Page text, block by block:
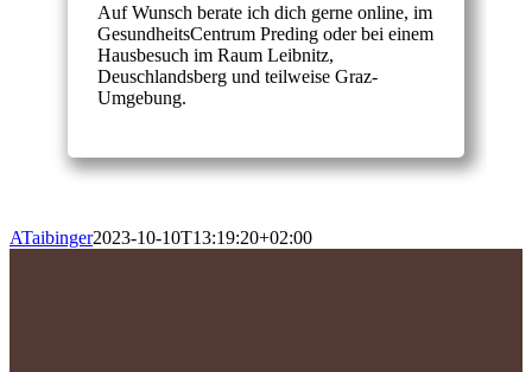
Auf Wunsch berate ich dich gerne online, im
GesundheitsCentrum Preding oder bei einem
Hausbesuch im Raum Leibnitz,
Deuschlandsberg und teilweise Graz-
Umgebung.
ATaibinger2023-10-10T13:19:20+02:00